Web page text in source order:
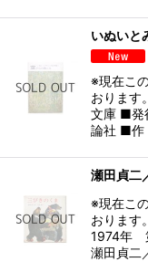
いぬいと
※現在こ
おります
文庫 ■発
論社 ■作
瀬田貞二
※現在こ
おります
1974年
瀬田貞二